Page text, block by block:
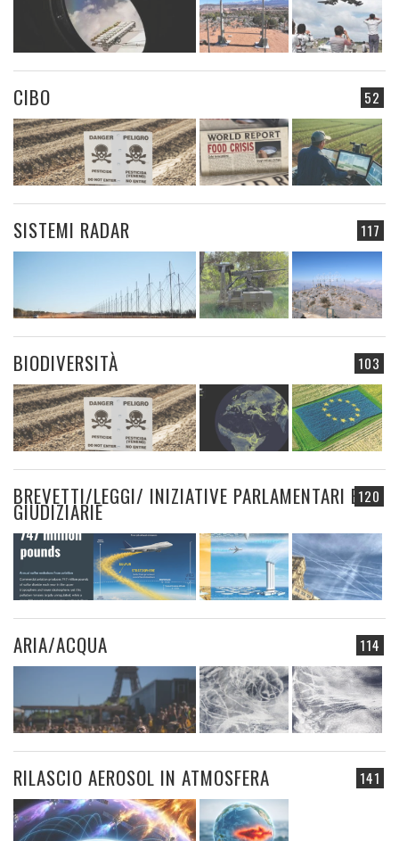
52
CIBO
117
SISTEMI RADAR
103
BIODIVERSITÀ
120
BREVETTI/LEGGI/ INIZIATIVE PARLAMENTARI E
GIUDIZIARIE
114
ARIA/ACQUA
141
RILASCIO AEROSOL IN ATMOSFERA